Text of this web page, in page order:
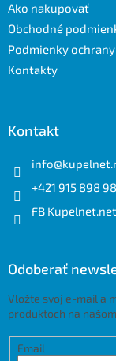
Ako nakupovať
Obchodné
Podmienky
Kontakty
Kontakt
info@
+421 915 898
FB Kupelnet.net
Odoberať
Vložte svoj e-mail a
produktoch na
Email